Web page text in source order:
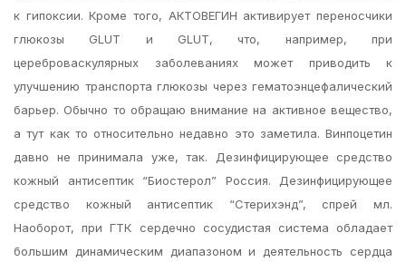
к гипоксии. Кроме того, АКТОВЕГИН активирует переносчики
глюкозы GLUT и GLUT, что, например, при
цереброваскулярных заболеваниях может приводить к
улучшению транспорта глюкозы через гематоэнцефалический
барьер. Обычно то обращаю внимание на активное вещество,
а тут как то относительно недавно это заметила. Винпоцетин
давно не принимала уже, так. Дезинфицирующее средство
кожный антисептик “Биостерол” Россия. Дезинфицирующее
средство кожный антисептик “Стерихэнд”, спрей мл.
Наоборот, при ГТК сердечно сосудистая система обладает
большим динамическим диапазоном и деятельность сердца